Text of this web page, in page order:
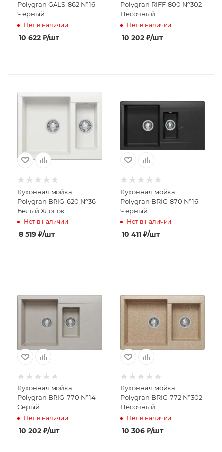
Polygran GALS-862 №16
Черный
Нет в наличии
10 622 ₽/шт
Polygran RIFF-800 №302
Песочный
Нет в наличии
10 202₽/шт
Кухонная мойка
Polygran BRIG-620 №36
Белый Хлопок
Нет в наличии
8 519 ₽/шт
Кухонная мойка
Polygran BRIG-870 №16
Черный
Нет в наличии
10 411₽/шт
Кухонная мойка
Polygran BRIG-770 №14
Серый
Нет в наличии
10 202 ₽/шт
Кухонная мойка
Polygran BRIG-772 №302
Песочный
Нет в наличии
10 306₽/шт